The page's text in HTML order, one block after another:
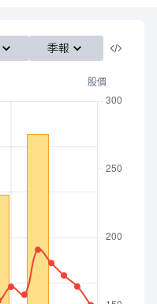
季報